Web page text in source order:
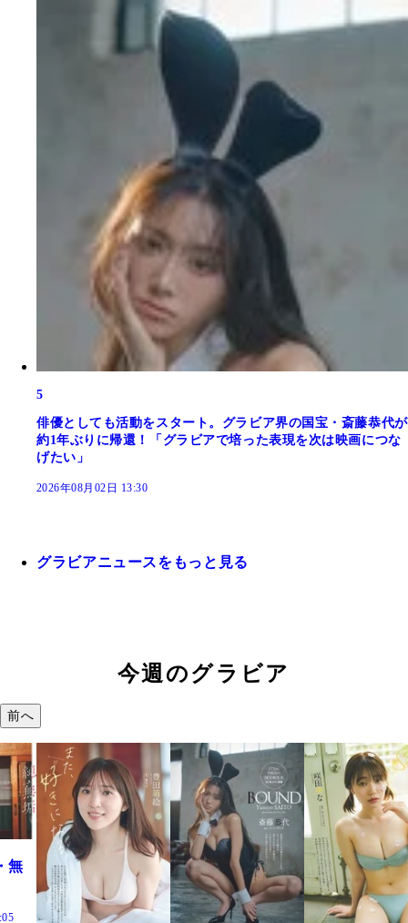
5
俳優としても活動をスタート。グラビア界の国宝・斎藤恭代が
約1年ぶりに帰還！「グラビアで培った表現を次は映画につな
げたい」
2026年08月02日 13:30
グラビアニュースをもっと見る
今週のグラビア
前へ